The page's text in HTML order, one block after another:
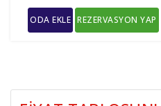
ODA EKLE REZERVASYON YAP